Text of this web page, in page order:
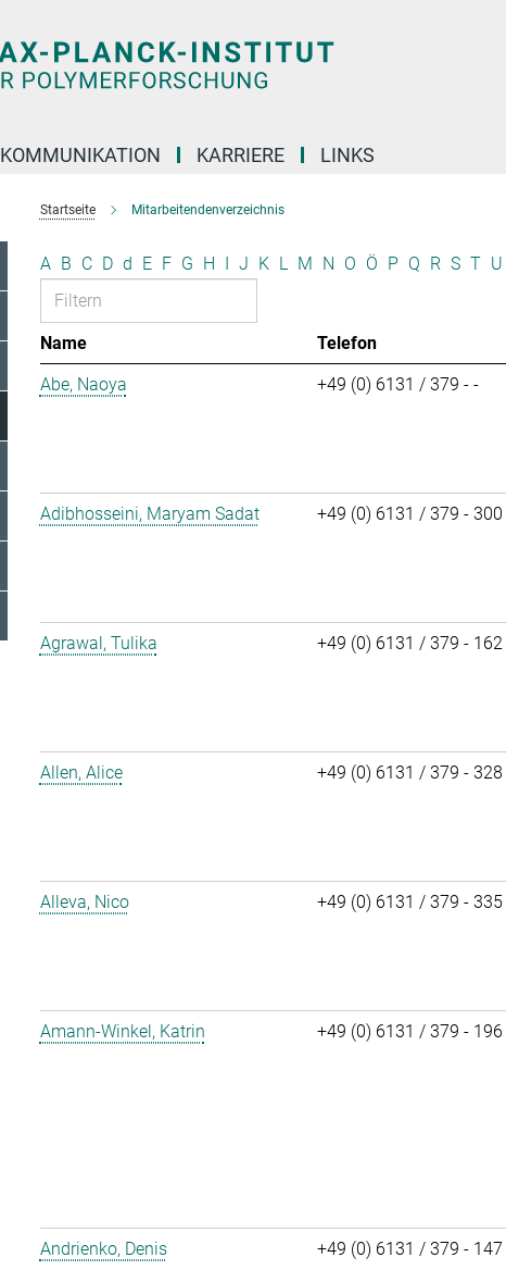
KOMMUNIKATION KARRIERE LINKS
Startseite Mitarbeitendenverzeichnis
A B C D d E F G H I J K L M N O Ö P Q R S T U
Name Telefon
Abe, Naoya
+49 (0) 6131 / 379 - -
Adibhosseini, Maryam Sadat
+49 (0) 6131 / 379 - 300
Agrawal, Tulika
+49 (0) 6131 / 379 - 162
Allen, Alice
+49 (0) 6131 / 379 - 328
Alleva, Nico
+49 (0) 6131 / 379 - 335
Amann-Winkel, Katrin
+49 (0) 6131 / 379 - 196
Andrienko, Denis
+49 (0) 6131 / 379 - 147